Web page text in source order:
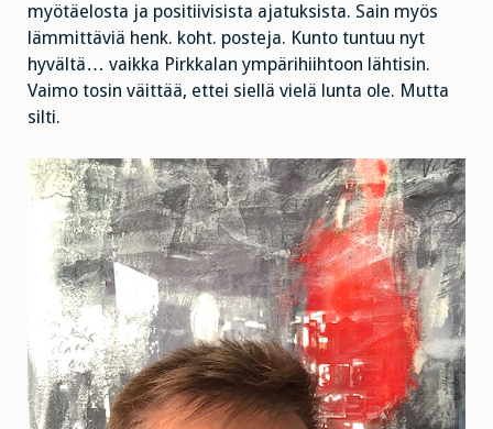
myötäelosta ja positiivisista ajatuksista. Sain myös
lämmittäviä henk. koht. posteja. Kunto tuntuu nyt
hyvältä… vaikka Pirkkalan ympärihiihtoon lähtisin.
Vaimo tosin väittää, ettei siellä vielä lunta ole. Mutta
silti.